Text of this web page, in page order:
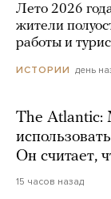
Лето 2026
жители
работы и
ИСТОРИИ день
The Atlantic:
Он считает,
15 часов назад